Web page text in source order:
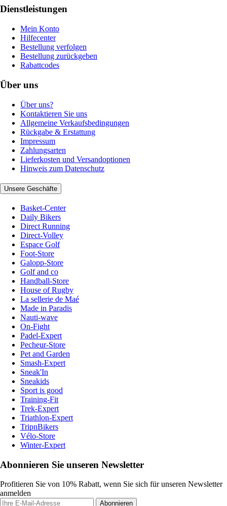
Dienstleistungen
Mein Konto
Hilfecenter
Bestellung verfolgen
Bestellung zurückgeben
Rabattcodes
Über uns
Über uns?
Kontaktieren Sie uns
Allgemeine Verkaufsbedingungen
Rückgabe & Erstattung
Impressum
Zahlungsarten
Lieferkosten und Versandoptionen
Hinweis zum Datenschutz
Unsere Geschäfte
Basket-Center
Daily Bikers
Direct Running
Direct-Volley
Espace Golf
Foot-Store
Galopp-Store
Golf and co
Handball-Store
House of Rugby
La sellerie de Maé
Made in Paradis
Nauti-wave
On-Fight
Padel-Expert
Pecheur-Store
Pet and Garden
Smash-Expert
Sneak'In
Sneakids
Sport is good
Training-Fit
Trek-Expert
Triathlon-Expert
TripnBikers
Vélo-Store
Winter-Expert
Abonnieren Sie unseren Newsletter
Profitieren Sie von 10% Rabatt, wenn Sie sich für unseren Newsletter
anmelden
Abonnieren